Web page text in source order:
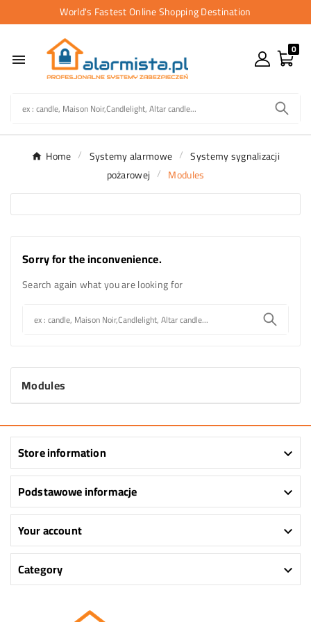
World's Fastest Online Shopping Destination

0
Home Systemy alarmowe
Systemy sygnalizacji
pożarowej
Modules
Sorry for the inconvenience.
Search again what you are looking for
Modules
Store information 
Podstawowe informacje 
Your account 
Category 